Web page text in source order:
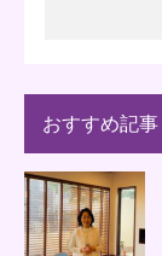
おすすめ記事